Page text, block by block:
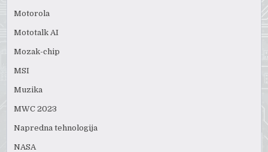
Motorola
Mototalk AI
Mozak-chip
MSI
Muzika
MWC 2023
Napredna tehnologija
NASA